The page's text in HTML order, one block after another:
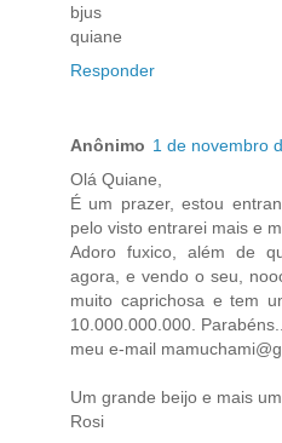
bjus
quiane
Responder
Anônimo 1 de novembro
Olá Quiane,
É um prazer, estou
pelo visto entrarei mais e
Adoro fuxico, além de
agora, e vendo o seu,
muito caprichosa e tem
10.000.000.000.
meu e-mail
Um grande beijo e mais
Rosi